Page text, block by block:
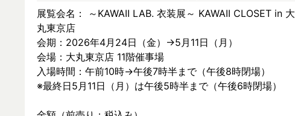
展覧会名： ～KAWAII LAB. 衣装展～ KAWAII CLOSET in 大
丸東京店
会期：2026年4月24日（金）→5月11日（月）
会場：大丸東京店 11階催事場
入場時間：午前10時→午後7時半まで（午後8時閉場）
※最終日5月11日（月）は午後5時半まで（午後6時閉場）